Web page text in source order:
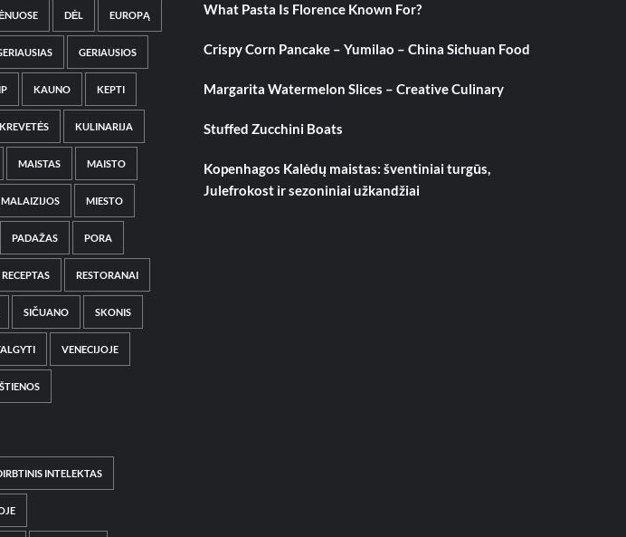
DĖL EUROPĄ
GERIAUSIOS
KAUNO KEPTI
KREVETĖS KULINARIJA
MAISTAS MAISTO
MALAIZIJOS MIESTO
PADAŽAS PORA
RECEPTAS RESTORANAI
SIČUANO SKONIS
VENECIJOJE
INTELEKTAS
What Pasta Is Florence Known For?
Crispy Corn Pancake – Yumilao – China Sichuan Food
Margarita Watermelon Slices – Creative Culinary
Stuffed Zucchini Boats
Kopenhagos Kalėdų maistas: šventiniai turgūs,
Julefrokost ir sezoniniai užkandžiai